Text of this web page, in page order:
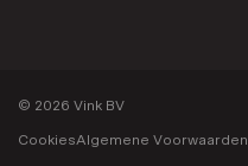
© 2026 Vink BV
CookiesAlgemene Voorwaarden